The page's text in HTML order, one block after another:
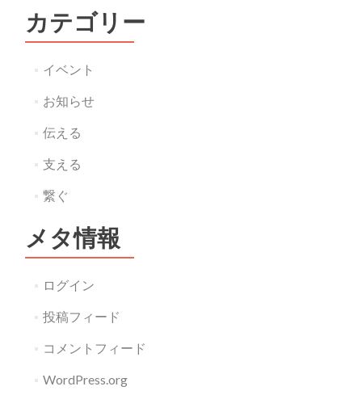
カテゴリー
イベント
お知らせ
伝える
支える
繋ぐ
メタ情報
ログイン
投稿フィード
コメントフィード
WordPress.org